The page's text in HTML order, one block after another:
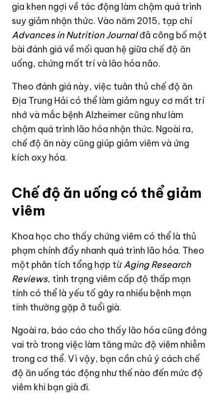
gia khen ngợi về tác động làm chậm quá trình
suy giảm nhận thức. Vào năm 2015, tạp chí
Advances in Nutrition Journalđã công bố một
bài đánh giá về mối quan hệ giữa chế độ ăn
uống, chứng mất trí và lão hóa não.
Theo đánh giá này, việc tuân thủ chế độ ăn
Địa Trung Hải có thể làm giảm nguy cơ mất trí
nhớ và mắc bệnh Alzheimer cũng như làm
chậm quá trình lão hóa nhận thức. Ngoài ra,
chế độ ăn này cũng giúp giảm viêm và ứng
kích oxy hóa.
Chế độ ăn uống có thể giảm
viêm
Khoa học cho thấy chứng viêm có thể là thủ
phạm chính đẩy nhanh quá trình lão hóa. Theo
một phân tích tổng hợp từAging Research
Reviews, tình trạng viêm cấp độ thấp mạn
tính có thể là yếu tố gây ra nhiều bệnh mạn
tính thường gặp ở tuổi già.
Ngoài ra, báo cáo cho thấy lão hóa cũng đóng
vai trò trong việc làm tăng mức độ viêm nhiễm
trong cơ thể. Vì vậy, bạn cần chú ý cách chế
độ ăn uống tác động như thế nào đến mức độ
viêm khi bạn già đi.